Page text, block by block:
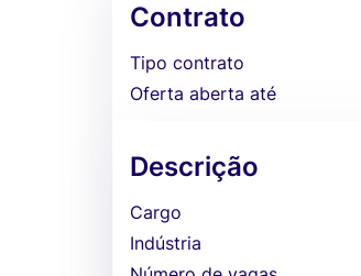
Contrato
Tipo contrato
Oferta aberta até
Descrição
Cargo
Indústria